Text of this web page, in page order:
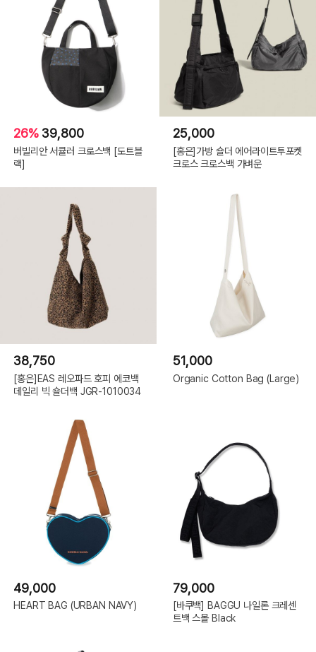
26% 39,800
버빌리안 서큘러 크로스백 [도트블
랙]
25,000
[홍은]가방 숄더 에어라이트투포켓
크로스 크로스백 가벼운
38,750
[홍은]EAS 레오파드 호피 에코백
데일리 빅 숄더백 JGR-1010034
51,000
Organic Cotton Bag (Large)
49,000
HEART BAG (URBAN NAVY)
79,000
[바쿠백] BAGGU 나일론 크레센
트백 스몰 Black